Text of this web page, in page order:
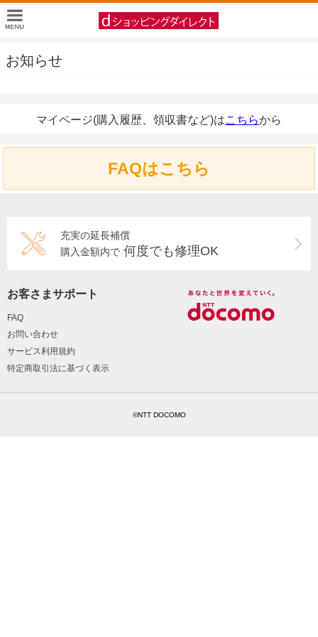
お知らせ
マイページ(購入履歴、領収書など)はこちらから
FAQはこちら
充実の延長補償
購入金額内で 何度でも修理OK
お客さまサポート
FAQ
お問い合わせ
サービス利用規約
特定商取引法に基づく表示
©NTT DOCOMO